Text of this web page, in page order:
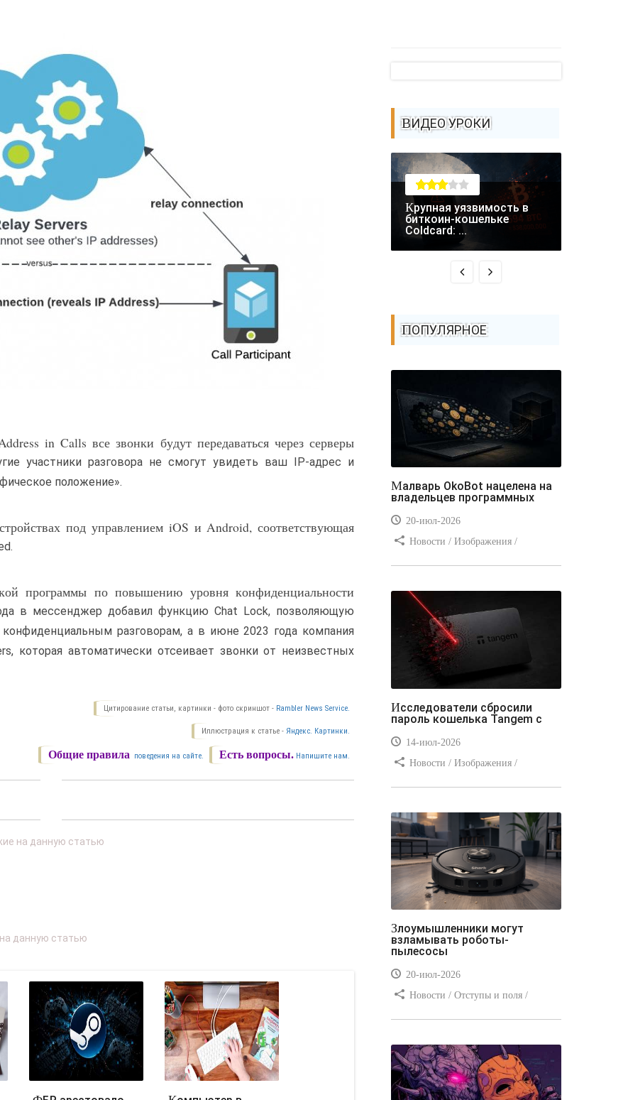
in Calls все звонки будут передаваться через серверы
участники разговора не смогут увидеть ваш IP-адрес и
положение».
под управлением iOS и Android, соответствующая
программы по повышению уровня конфиденциальности
в мессенджер добавил функцию Chat Lock, позволяющую
разговорам, а в июне 2023 года компания
которая автоматически отсеивает звонки от неизвестных
Цитирование статьи, картинки - фото скриншот - Rambler News Service.
Иллюстрация к статье - Яндекс. Картинки.
Есть вопросы. Напишите нам.
Общие правила поведения на сайте.
ВИДЕО УРОКИ
Крупная уязвимость в
биткоин-кошельке
Coldcard: ...
ПОПУЛЯРНОЕ
Малварь OkoBot нацелена на
владельцев программных
20-июл-2026
Новости / Изображения /
Самоучитель CSS / Линии и рамки /
Видео уроки / Заработок
Исследователи сбросили
пароль кошелька Tangem с
14-июл-2026
Новости / Изображения /
/ Вёрстка / Видео уроки
Злоумышленники могут
взламывать роботы-
пылесосы
20-июл-2026
Новости / Отступы и поля /
/ Текст / Цвет / Видео уроки